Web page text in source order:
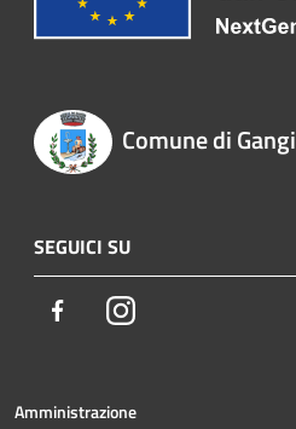
Comune di Gangi
SEGUICI SU
FacebookInstagram
Amministrazione